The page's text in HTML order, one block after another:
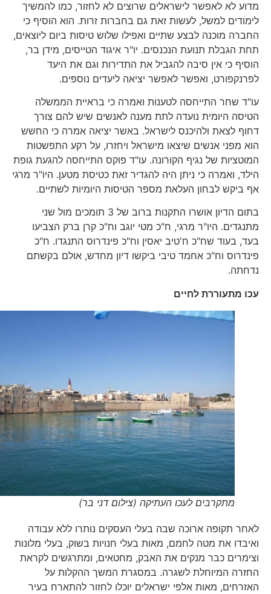
מדוע לא לאפשר לישראלים שרוצים לא לחזור, כמו להמשיך
לימודים למשל, לעשות זאת גם בחברות זרות. הוא הוסיף כי
החברה מוכנה לבצע שתיים ואפילו שלוש טיסות ביום ליוצאים,
תחת הגבלת תנועת הנכנסים. יו"ר איגוד הטייסים, מידן בר,
הוסיף כי אין סיבה להגביל את התדירות וגם את היעד
לפרנקפורט, ואפשר לאפשר יציאה ליעדים נוספים.
עו"ד שחר התייחסה לטענות ואמרה כי בראיית הממשלה
הטיסה היומית נועדה לתת מענה לאנשים שיש להם צורך
דחוף לצאת ולהיכנס לישראל. באשר יציאה אמרה כי החשש
הוא מפני אנשים שיצאו מישראל ויחזרו, על רקע התפשטות
המוטציות של נגיף הקורונה. עו"ד פוקס התייחסה להגעת גופת
הילד, ואמרה כי ניתן היה להגדיר זאת כטיסת מטען. היו"ר מרגי
אף ביקש לבחון העלאת מספר הטיסות היומיות לשתיים.
בתום הדיון אושרו התקנות ברוב של 3 תומכים מול שני
מתנגדים. היו"ר מרגי, ח"כ מטי יוגב וח"כ קרן ברק הצביעו
בעד, בעוד שח"כ ח'טיב יאסין וח"כ פינדרוס התנגדו. ח"כ
פינדרוס וח"כ אחמד טיבי ביקשו דיון מחדש, אולם בקשתם
נדחתה.
עכו מתעוררת לחיים
מתקרבים לעכו העתיקה (צילום דני בר)
לאחר תקופה ארוכה שבה בעלי העסקים נותרו ללא עבודה
ואיבדו את מטה לחמם, מאות בעלי חנויות בשוק, בעלי מלונות
וצימרים כבר מנקים את האבק, מחטאים, ומתרגשים לקראת
החזרה המיוחלת לשגרה. במסגרת המשך ההקלות על
האזרחים, מאות אלפי ישראלים יוכלו לחזור להתארח בעיר